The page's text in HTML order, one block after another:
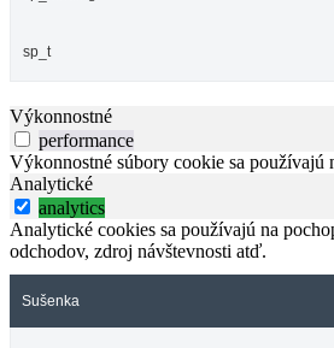
sp_t
Výkonnostné
performance
Výkonnostné súbory cookie sa
Analytické
analytics
Analytické cookies sa používajú na
odchodov, zdroj návštevnosti atď.
Sušenka